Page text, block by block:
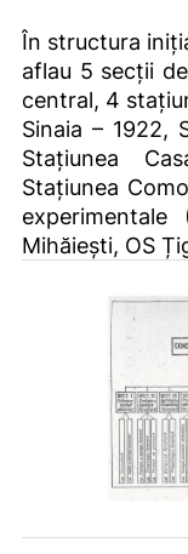
În structura
aflau 5 secții
central, 4
Sinaia – 1922,
Stațiunea
Stațiunea
experimentale
Mihăiești, OS